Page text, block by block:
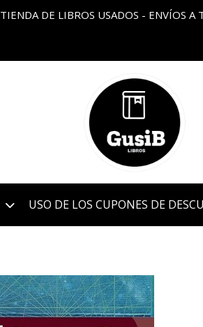
TIENDA DE LIBROS USADOS - ENVÍOS A
USO DE LOS CUPONES DE